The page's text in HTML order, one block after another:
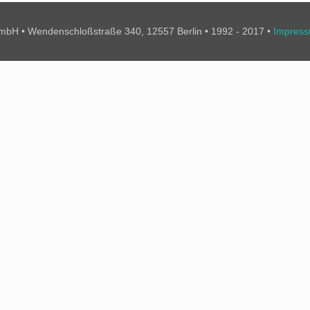
• Wendenschloßstraße 340, 12557 Berlin • 1992 - 2017 •